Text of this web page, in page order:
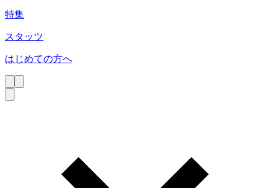
特集
スタッツ
はじめての方へ